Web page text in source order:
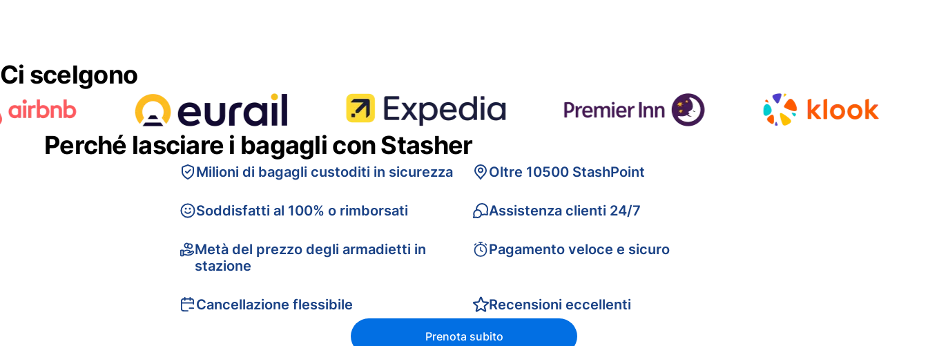
Ci scelgono
Perché lasciare i bagagli con Stasher
Milioni di bagagli custoditi in sicurezza
Soddisfatti al 100% o rimborsati
Metà del prezzo degli armadietti in
stazione
Cancellazione flessibile
Oltre 10500 StashPoint
Assistenza clienti 24/7
Pagamento veloce e sicuro
Recensioni eccellenti
Prenota subito